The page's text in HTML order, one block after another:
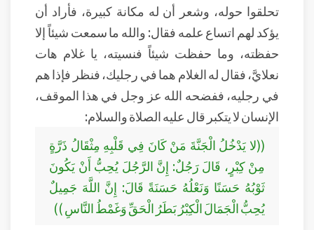
تحلقوا حوله، وشعر أن له مكانة كبيرة، فأراد أن
يؤكد لهم اتساع علمه فقال: والله ما سمعت شيئاً إلا
حفظته، وما حفظت شيئاً فنسيته، يا غلام هات
نعلايَّ، فقال له الغلام هما في رجليك، فنظر فإذا هم
في رجليه، ففضحه الله عز وجل في هذا الموقف،
الإنسان لا يتكبر قال عليه الصلاة والسلام:
((لا يَدْخُلُ الْجَنَّةَ مَنْ كَانَ فِي قَلْبِهِ مِثْقَالُ ذَرَّةٍ
مِنْ كِبْرٍ، قَالَ رَجُلٌ: إِنَّ الرَّجُلَ يُحِبُّ أَنْ يَكُونَ
ثَوْبُهُ حَسَنًا وَنَعْلُهُ حَسَنَةً قَالَ: إِنَّ اللَّهَ جَمِيلٌ
يُحِبُّ الْجَمَالَ الْكِبْرُ بَطَرُ الْحَقِّ وَغَمْطُ النَّاسِ ))